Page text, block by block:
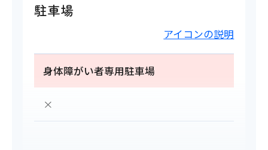
駐車場
アイコンの説明
身体障がい者専用駐車場
×